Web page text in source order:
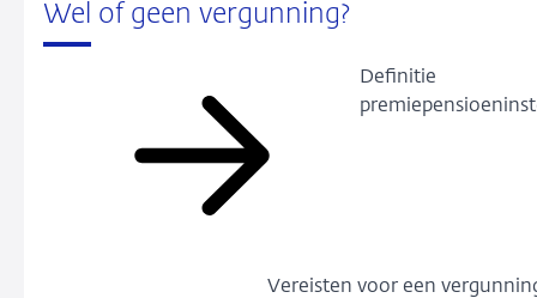
Wel of geen vergunning?
Definitie
Vereisten voor een